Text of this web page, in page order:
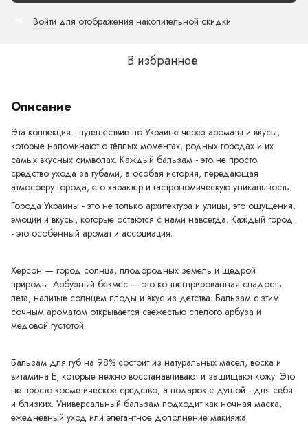
Войти для отображения накопительной скидки
В избранное
Описание
Эта коллекция - путешествие по Украине через ароматы и вкусы,
которые напоминают о тёплых моментах, родных городах и их
самых вкусных символах. Каждый бальзам - это не просто
средство ухода за губами, а особая история, передающая
атмосферу города, его характер и гастрономическую уникальность.
Города Украины - это не только архитектура и улицы, это ощущения,
эмоции и вкусы, которые остаются с нами навсегда. Каждый город
- это особенный аромат и ассоциация.
Херсон — город солнца, плодородных земель и щедрой
природы. Арбузный бекмес — это концентрированная сладость
лета, налитые солнцем плоды и вкус из детства. Бальзам с этим
сочным ароматом открывается свежестью спелого арбуза и
медовой густотой.
Бальзам для губ на 98% состоит из натуральных масел, воска и
витамина Е, которые нежно восстанавливают и защищают кожу. Это
не просто косметическое средство, а подарок с душой - для себя
и близких. Универсальный бальзам подходит как ночная маска,
ежедневный уход или элегантное дополнение макияжа.